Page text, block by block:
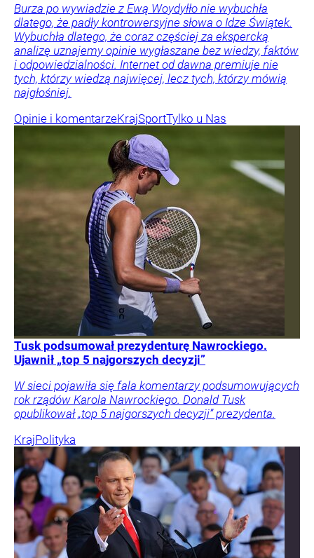
Burza po wywiadzie z Ewą Woydyłło nie wybuchła
dlatego, że padły kontrowersyjne słowa o Idze Świątek.
Wybuchła dlatego, że coraz częściej za ekspercką
analizę uznajemy opinie wygłaszane bez wiedzy, faktów
i odpowiedzialności. Internet od dawna premiuje nie
tych, którzy wiedzą najwięcej, lecz tych, którzy mówią
najgłośniej.
Opinie i komentarzeKrajSportTylko u Nas
Tusk podsumował prezydenturę Nawrockiego.
Ujawnił „top 5 najgorszych decyzji”
W sieci pojawiła się fala komentarzy podsumowujących
rok rządów Karola Nawrockiego. Donald Tusk
opublikował „top 5 najgorszych decyzji” prezydenta.
KrajPolityka